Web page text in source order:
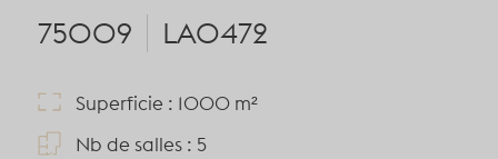
75009 LA0472
Superficie : 1000 m²
Nb de salles : 5